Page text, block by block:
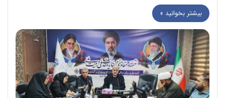
بیشتر بخوانید »